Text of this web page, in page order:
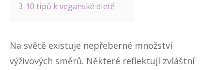
3 10 tipů k veganské dietě
Na světě existuje nepřeberné množství
výživových směrů. Některé reflektují zvláštní